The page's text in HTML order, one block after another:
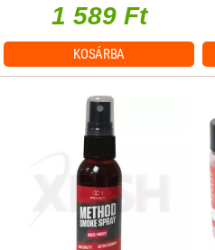
1 589 Ft
KOSÁRBA